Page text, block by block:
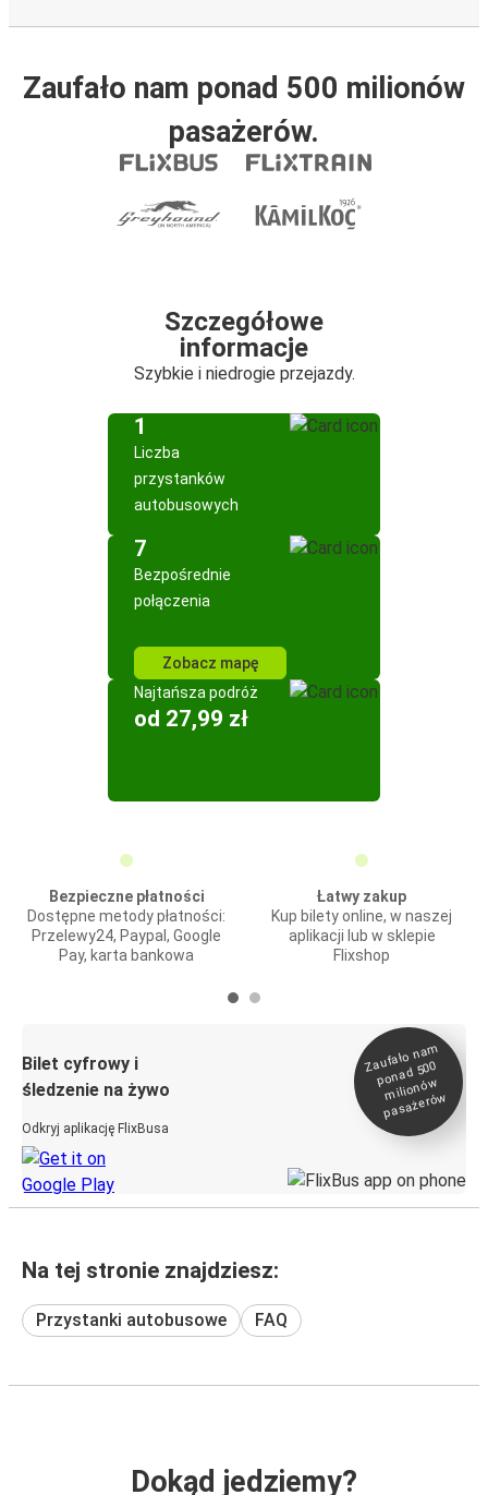
Zaufało nam ponad 500 milionów
pasażerów.
Szczegółowe
informacje
Szybkie i niedrogie przejazdy.
1
Liczba
przystanków
autobusowych
7
Bezpośrednie
połączenia
Zobacz mapę
Najtańsza podróż
od 27,99 zł
Bezpieczne płatności
Dostępne metody płatności:
Przelewy24, Paypal, Google
Pay, karta bankowa
Łatwy zakup
Kup bilety online, w naszej
aplikacji lub w sklepie
Flixshop
Bilet cyfrowy i
śledzenie na żywo
Odkryj aplikację FlixBusa
Zaufało na
m
ponad 500
milionó
w
pasażeró
w
Na tej stronie znajdziesz:
Przystanki autobusowe FAQ
Dokąd jedziemy?